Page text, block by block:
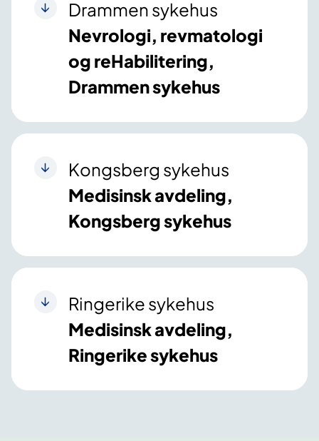
Drammen sykehus
Nevrologi, revmatologi
og reHabilitering,
Drammen sykehus
Kongsberg sykehus
Medisinsk avdeling,
Kongsberg sykehus
Ringerike sykehus
Medisinsk avdeling,
Ringerike sykehus